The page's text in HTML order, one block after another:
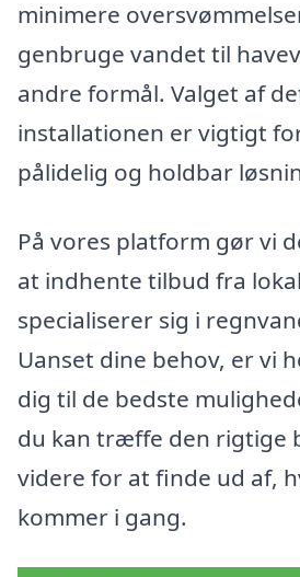
minimere
genbruge vandet til
andre formål. Valget af
installationen er vigtigt
pålidelig og holdbar
På vores platform gør vi
at indhente tilbud fra
specialiserer sig i
Uanset dine behov, er vi
dig til de bedste
du kan træffe den rigtige
videre for at finde ud af,
kommer i gang.